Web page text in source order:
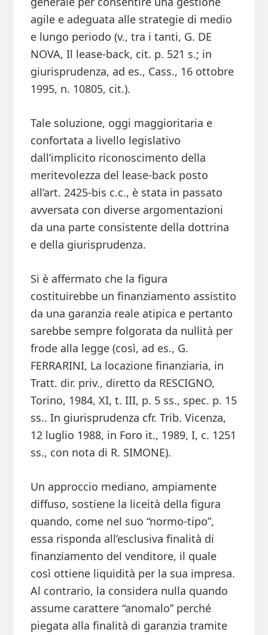
agile e adeguata alle strategie di medio
e lungo periodo (v., tra i tanti, G. DE
NOVA, Il lease-back, cit. p. 521 s.; in
giurisprudenza, ad es., Cass., 16 ottobre
1995, n. 10805, cit.).
Tale soluzione, oggi maggioritaria e
confortata a livello legislativo
dall’implicito riconoscimento della
meritevolezza del lease-back posto
all’art. 2425-bis c.c., è stata in passato
avversata con diverse argomentazioni
da una parte consistente della dottrina
e della giurisprudenza.
Si è affermato che la figura
costituirebbe un finanziamento assistito
da una garanzia reale atipica e pertanto
sarebbe sempre folgorata da nullità per
frode alla legge (così, ad es., G.
FERRARINI, La locazione finanziaria, in
Tratt. dir. priv., diretto da RESCIGNO,
Torino, 1984, XI, t. III, p. 5 ss., spec. p. 15
ss.. In giurisprudenza cfr. Trib. Vicenza,
12 luglio 1988, in Foro it., 1989, I, c. 1251
ss., con nota di R. SIMONE).
Un approccio mediano, ampiamente
diffuso, sostiene la liceità della figura
quando, come nel suo “normo-tipo”,
essa risponda all’esclusiva finalità di
finanziamento del venditore, il quale
così ottiene liquidità per la sua impresa.
Al contrario, la considera nulla quando
assume carattere “anomalo” perché
piegata alla finalità di garanzia tramite